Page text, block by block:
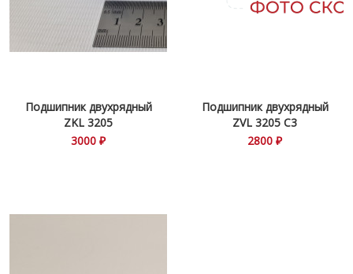
Подшипник двухрядный
ZKL 3205
3000 ₽
Подшипник двухрядный
ZVL 3205 С3
2800 ₽